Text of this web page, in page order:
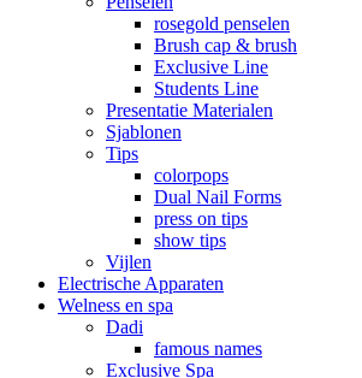
rosegold penselen
Brush cap & brush
Exclusive Line
Students Line
Presentatie Materialen
Sjablonen
Tips
colorpops
Dual Nail Forms
press on tips
show tips
Vijlen
Electrische Apparaten
Welness en spa
Dadi
famous names
Exclusive Spa